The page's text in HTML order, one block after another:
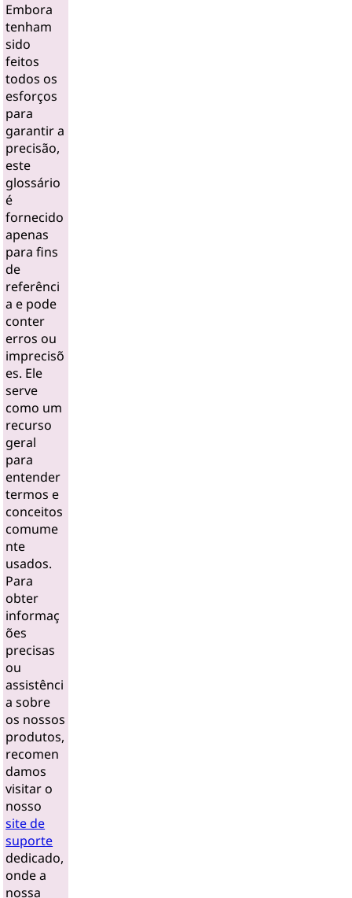
Embora
tenham
sido
feitos
todos os
esforços
para
garantir a
precisão,
este
glossário
é
fornecido
apenas
para fins
de
referênci
a e pode
conter
erros ou
imprecisõ
es. Ele
serve
como um
recurso
geral
para
entender
termos e
conceitos
comume
nte
usados.
Para
obter
informaç
ões
precisas
ou
assistênci
a sobre
os nossos
produtos,
recomen
damos
visitar o
nosso
site de
suporte
dedicado,
onde a
nossa